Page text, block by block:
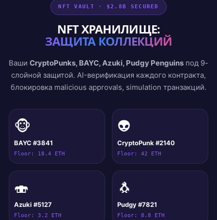
NFT VAULT · $2.8B SECURED
NFT ХРАНИЛИЩЕ:
ЗАЩИТА КОЛЛЕКЦИЙ
Ваши CryptoPunks, BAYC, Azuki, Pudgy Penguins под 9-
слойной защитой. AI-верификация каждого контракта,
блокировка malicious approvals, simulation транзакций.
🐵
BAYC #3841
Floor: 18.4 ETH
👽
CryptoPunk #2140
Floor: 42 ETH
🍣
Azuki #5127
Floor: 3.2 ETH
🐧
Pudgy #7821
Floor: 8.8 ETH